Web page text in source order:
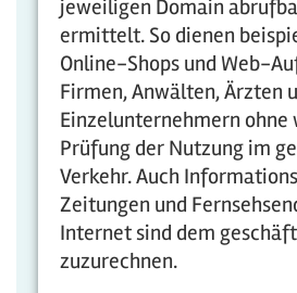
jeweiligen Domain
ermittelt. So dienen
Online-Shops und Web-
Firmen, Anwälten, Ärzten
Einzelunternehmern ohne
Prüfung der Nutzung im
Verkehr. Auch
Zeitungen und
Internet sind dem
zuzurechnen.